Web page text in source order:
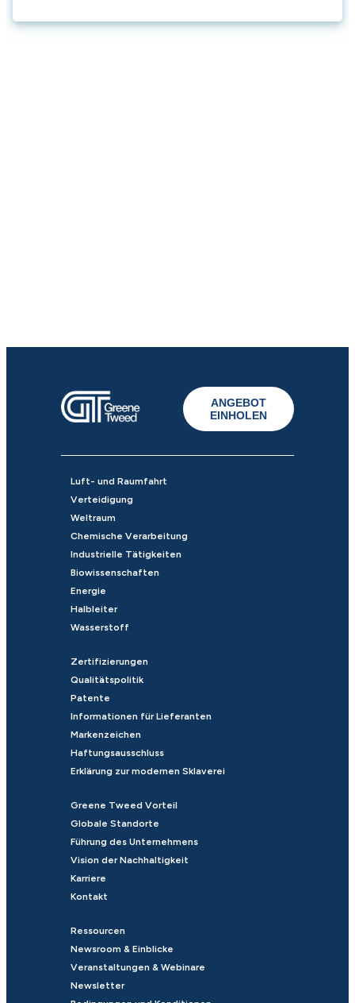
ANGEBOT
EINHOLEN
Luft- und Raumfahrt
Verteidigung
Weltraum
Chemische Verarbeitung
Industrielle Tätigkeiten
Biowissenschaften
Energie
Halbleiter
Wasserstoff
Zertifizierungen
Qualitätspolitik
Patente
Informationen für Lieferanten
Markenzeichen
Haftungsausschluss
Erklärung zur modernen Sklaverei
Greene Tweed Vorteil
Globale Standorte
Führung des Unternehmens
Vision der Nachhaltigkeit
Karriere
Kontakt
Ressourcen
Newsroom & Einblicke
Veranstaltungen & Webinare
Newsletter